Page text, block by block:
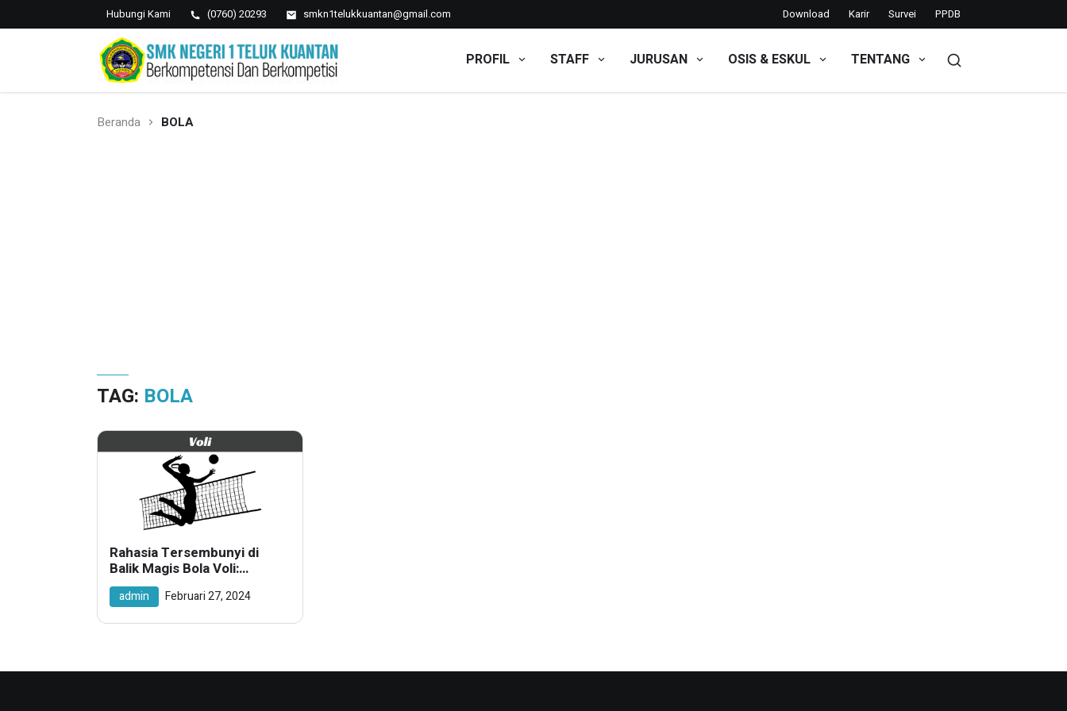
Hubungi Kami (0760) 20293 smkn1telukkuantan@gmail.com Download Karir Survei PPDB
SMK NEGERI 1 TELUK
KUANTAN
Berkopetensi Dan Berkompetisi PROFIL STAFF JURUSAN OSIS & ESKUL TENTANG
Beranda BOLA
TAG: BOLA
Rahasia Tersembunyi di
Balik Magis Bola Voli:
Mengungkap Harga,
Lapangan, dan Semangat
admin Februari 27, 2024